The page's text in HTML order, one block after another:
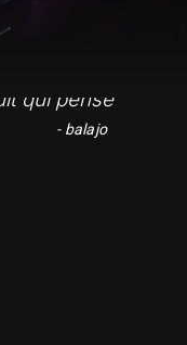
qui pense"
- balajo